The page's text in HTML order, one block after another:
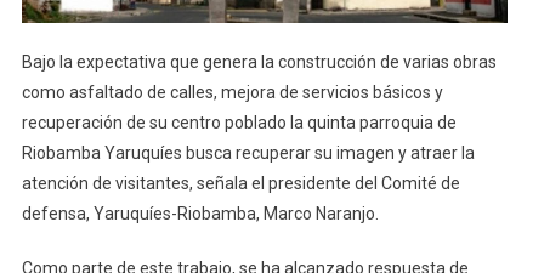
Al
Turismo
Bajo la expectativa que genera la construcción de varias obras
como asfaltado de calles, mejora de servicios básicos y
recuperación de su centro poblado la quinta parroquia de
Riobamba Yaruquíes busca recuperar su imagen y atraer la
atención de visitantes, señala el presidente del Comité de
defensa, Yaruquíes-Riobamba, Marco Naranjo.
Como parte de este trabajo, se ha alcanzado respuesta de